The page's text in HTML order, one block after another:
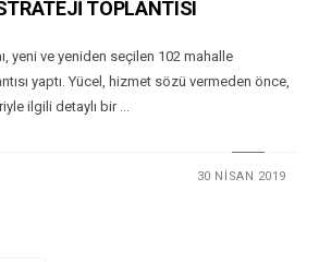
TOPLANTISI
yeni ve yeniden seçilen 102 mahalle
yaptı. Yücel, hizmet sözü vermeden önce,
ilgili detaylı bir ...
30 NISAN 2019